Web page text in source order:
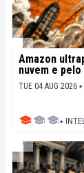
Amazon
nuvem e pelo
TUE 04 AUG 2026
▪